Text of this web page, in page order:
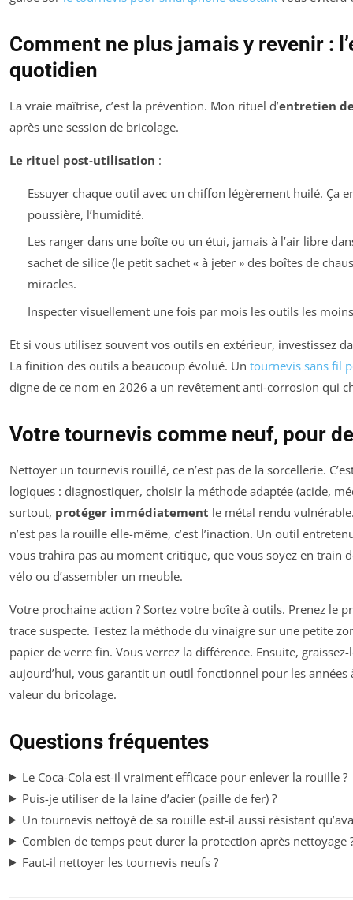
Comment ne plus jamais y revenir :
quotidien
La vraie maîtrise, c’est la prévention. Mon rituel d’entretien
après une session de bricolage.
Le rituel post-utilisation :
Essuyer chaque outil avec un chiffon légèrement huilé. Ça
poussière, l’humidité.
Les ranger dans une boîte ou un étui, jamais à l’air libre
sachet de silice (le petit sachet « à jeter » des boîtes de
miracles.
Inspecter visuellement une fois par mois les outils les
Et si vous utilisez souvent vos outils en extérieur, investissez
La finition des outils a beaucoup évolué. Un tournevis sans fil
digne de ce nom en 2026 a un revêtement anti-corrosion qui
Votre tournevis comme neuf, pour
Nettoyer un tournevis rouillé, ce n’est pas de la sorcellerie.
logiques : diagnostiquer, choisir la méthode adaptée (acide,
surtout, protéger immédiatement le métal rendu
n’est pas la rouille elle-même, c’est l’inaction. Un outil
vous trahira pas au moment critique, que vous soyez en train
vélo ou d’assembler un meuble.
Votre prochaine action ? Sortez votre boîte à outils. Prenez le
trace suspecte. Testez la méthode du vinaigre sur une petite
papier de verre fin. Vous verrez la différence. Ensuite,
aujourd’hui, vous garantit un outil fonctionnel pour les années
valeur du bricolage.
Questions fréquentes
Le Coca-Cola est-il vraiment efficace pour enlever la rouille ?
Puis-je utiliser de la laine d’acier (paille de fer) ?
Un tournevis nettoyé de sa rouille est-il aussi résistant
Combien de temps peut durer la protection après nettoyage
Faut-il nettoyer les tournevis neufs ?